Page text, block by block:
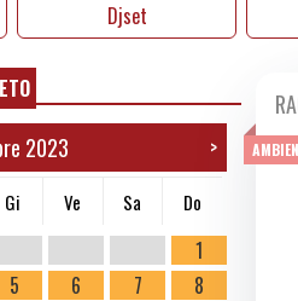
Djset
2023 >
Gi Ve Sa Do
1
5 6 7
8